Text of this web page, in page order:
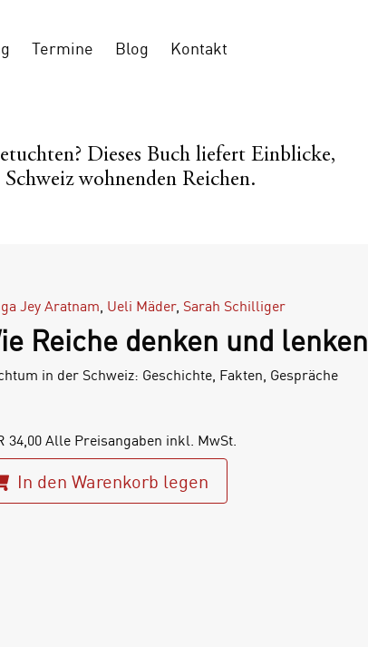
Termine Blog Kontakt
Dieses Buch liefert Einblicke,
wohnenden Reichen.
Jey Aratnam, Ueli Mäder, Sarah Schilliger
Reiche denken und lenken
in der Schweiz: Geschichte, Fakten, Gespräche
34,00 Alle Preisangaben inkl. MwSt.
In den Warenkorb legen